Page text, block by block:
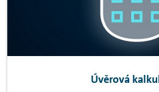
Úvěrová